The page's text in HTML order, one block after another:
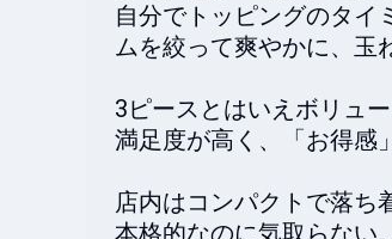
自分でトッピングのタイ
ムを絞って爽やかに、玉
3ピースとはいえボリュ
満足度が高く、「お得感
店内はコンパクトで落ち
本格的なのに気取らない。